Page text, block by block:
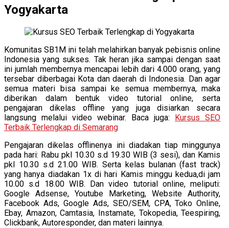
Yogyakarta
Komunitas SB1M ini telah melahirkan banyak pebisnis online
Indonesia yang sukses. Tak heran jika sampai dengan saat
ini jumlah membernya mencapai lebih dari 4.000 orang, yang
tersebar diberbagai Kota dan daerah di Indonesia. Dan agar
semua materi bisa sampai ke semua membernya, maka
diberikan dalam bentuk video tutorial online, serta
pengajaran dikelas offline yang juga disiarkan secara
langsung melalui video webinar. Baca juga: Kursus SEO
Terbaik Terlengkap di Semarang
Pengajaran dikelas offlinenya ini diadakan tiap minggunya
pada hari: Rabu pkl 10.30 s.d 19.30 WIB (3 sesi), dan Kamis
pkl 10.30 s.d 21.00 WIB. Serta kelas bulanan (fast track)
yang hanya diadakan 1x di hari Kamis minggu kedua,di jam
10.00 s.d 18.00 WIB. Dan video tutorial online, meliputi:
Google Adsense, Youtube Marketing, Website Authority,
Facebook Ads, Google Ads, SEO/SEM, CPA, Toko Online,
Ebay, Amazon, Camtasia, Instamate, Tokopedia, Teespiring,
Clickbank, Autoresponder, dan materi lainnya.